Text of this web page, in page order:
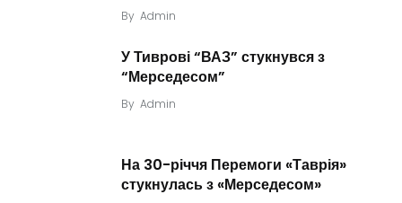
By Admin
У Тиврові “ВАЗ” стукнувся з
“Мерседесом”
By Admin
На 30-річчя Перемоги «Таврія»
стукнулась з «Мерседесом»